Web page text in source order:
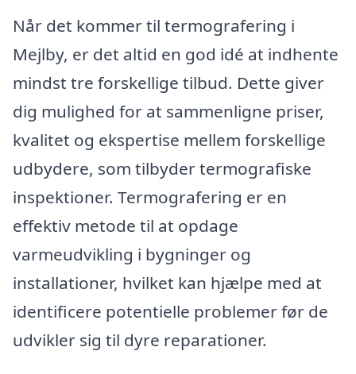
Når det kommer til termografering i
Mejlby, er det altid en god idé at indhente
mindst tre forskellige tilbud. Dette giver
dig mulighed for at sammenligne priser,
kvalitet og ekspertise mellem forskellige
udbydere, som tilbyder termografiske
inspektioner. Termografering er en
effektiv metode til at opdage
varmeudvikling i bygninger og
installationer, hvilket kan hjælpe med at
identificere potentielle problemer før de
udvikler sig til dyre reparationer.